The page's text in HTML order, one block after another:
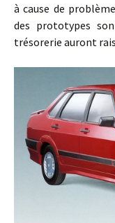
à cause de
des prototypes
trésorerie auront